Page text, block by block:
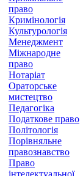
право
Кримінологія
Культурологія
Менеджмент
Міжнародне
право
Нотаріат
Ораторське
мистецтво
Педагогіка
Податкове право
Політологія
Порівняльне
правознавство
Право
інтелектуальної